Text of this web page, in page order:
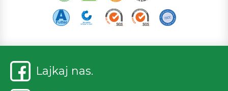
Lajkaj nas.